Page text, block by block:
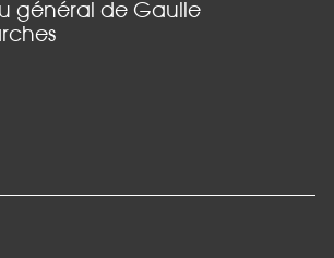
général de Gaulle